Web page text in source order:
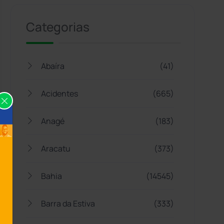
Categorias
Abaíra (41)
Acidentes (665)
Anagé (183)
Aracatu (373)
Bahia (14545)
Barra da Estiva (333)